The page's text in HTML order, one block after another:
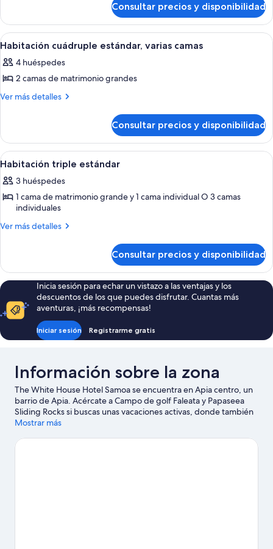
doble,
cama
de
matrimonio
estándar
doble,
1
de
matrimonio
Consultar precios y disponibilidad
Abrir
todas
las
fotos
de
estándar,
varias
camas
Habitación cuádruple estándar,
7
Habitación cuádruple estándar, varias camas
4 huéspedes
2 camas de matrimonio grandes
Ver más detalles
Más
cuádruple
estándar,
varias
Consultar precios y disponibilidad
Abrir
todas
las
fotos
Habitación
Una cama bien hecha con sábanas
5
Habitación triple estándar
3 huéspedes
1 cama de matrimonio grande y 1 cama individual O 3 camas
individuales
Ver más detalles
Más
triple
estándar
Consultar precios y disponibilidad
Inicia sesión para echar un vistazo a las ventajas y los
descuentos de los que puedes disfrutar. Cuantas más
aventuras, ¡más recompensas!
Iniciar sesión Registrarme gratis
Información sobre la zona
The White House Hotel Samoa se encuentra en Apia centro, un
barrio de Apia. Acércate a Campo de golf Faleata y Papaseea
Sliding Rocks si buscas unas vacaciones activas, donde también
puedes acercarte a atractivos turísticos como SPACE Samoa
Culture Centre. Palolo Deep Marine Reserve y Vailima Botanical
Mostrar más